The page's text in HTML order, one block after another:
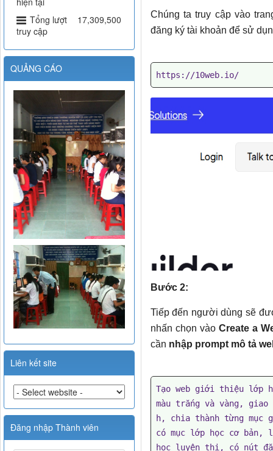
Chúng ta truy cập vào
đăng ký tài khoản để sử
https://10web.io/
Bước 2:
Tiếp đến người dùng sẽ
nhấn chọn vào Create a
cần nhập prompt mô tả
Tạo web giới thiệu lớp
màu trắng và vàng,
h, chia thành từng mục
có mục lớp học cơ bản,
học luyện thi, có nút
Tổng lượt
truy cập
17,309,500
QUẢNG CÁO
Liên kết site
Đăng nhập Thành viên